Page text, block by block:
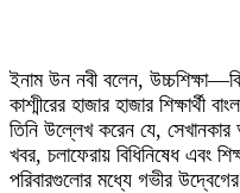
‎ইনাম উন নবী বলেন,
কাশ্মীরের হাজার হাজার শিক্ষার্থী
তিনি উল্লেখ করেন যে,
খবর, চলাফেরায় বিধিনিষেধ এবং
পরিবারগুলোর মধ্যে গভীর উদ্বেগের